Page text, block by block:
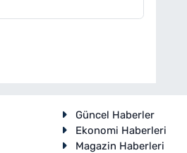
Güncel Haberler
Ekonomi Haberleri
Magazin Haberleri